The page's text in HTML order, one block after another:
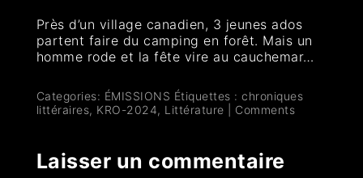
Près d’un village canadien, 3 jeunes ados
partent faire du camping en forêt. Mais un
homme rode et la fête vire au cauchemar…
Categories: ÉMISSIONS Étiquettes :chroniques
littéraires, KRO-2024, Littérature Comments
Laisser un commentaire